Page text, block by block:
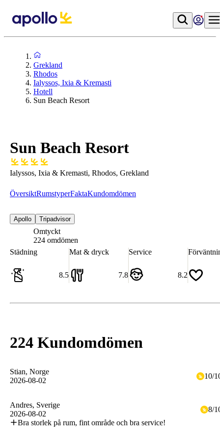
Grekland
Rhodos
Ialyssos, Ixia & Kremasti
Hotell
Sun Beach Resort
Sun Beach Resort
Ialyssos, Ixia & Kremasti, Rhodos, Grekland
ÖversiktRumstyperFaktaKundomdömen
Apollo Tripadvisor
Omtyckt
224 omdömen
Städning
8.5
Mat & dryck
7.8
Service
8.2
224 Kundomdömen
Stian, Norge
2026-08-02
10/
Andres, Sverige
2026-08-02
8/
Bra storlek på rum, fint område och bra service!